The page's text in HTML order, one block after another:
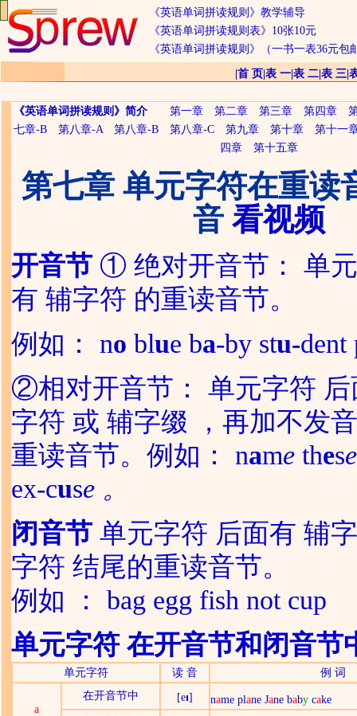
《英语单词拼读规则》教学辅导
《英语单词拼读规则表》10张10元
《英语单词拼读规则》（一书一表36元包
首 页| 表 一| 表 二| 表 三|
《英语单词拼读规则》简介 第一章 第二章 第三章 第四章
七章-B
第八章-A 第八章-B 第八章-C 第九章 第十章
第十一
四章
第十五章
第七章 单元字符在重读
音 看视频
开音节 ① 绝对开音节： 单
有 辅字符 的重读音节。
例如： no blue ba-by stu-dent
②相对开音节： 单元字符 后
字符 或 辅字缀 ，再加不发
重读音节。例如： name thes
ex-cuse 。
闭音节 单元字符 后面有 辅
字符 结尾的重读音节。
例如 ： bag egg fish not cup
单元字符 在开音节和闭音节
单元字符 读 音 例 词
a
在开音节中 [e ] name plane Jane baby cake